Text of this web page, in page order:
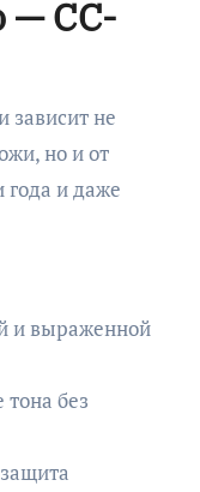
— CC-
не
но и от
и даже
и выраженной
без